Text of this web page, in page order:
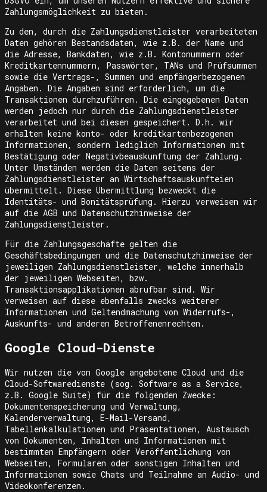
Zahlungsmöglichkeit zu bieten.
Zu den, durch die Zahlungsdienstleister verarbeiteten
Daten gehören Bestandsdaten, wie z.B. der Name und
die Adresse, Bankdaten, wie z.B. Kontonummern oder
Kreditkartennummern, Passwörter, TANs und Prüfsummen
sowie die Vertrags-, Summen und empfängerbezogenen
Angaben. Die Angaben sind erforderlich, um die
Transaktionen durchzuführen. Die eingegebenen Daten
werden jedoch nur durch die Zahlungsdienstleister
verarbeitet und bei diesen gespeichert. D.h. wir
erhalten keine konto- oder kreditkartenbezogenen
Informationen, sondern lediglich Informationen mit
Bestätigung oder Negativbeauskunftung der Zahlung.
Unter Umständen werden die Daten seitens der
Zahlungsdienstleister an Wirtschaftsauskunfteien
übermittelt. Diese Übermittlung bezweckt die
Identitäts- und Bonitätsprüfung. Hierzu verweisen wir
auf die AGB und Datenschutzhinweise der
Zahlungsdienstleister.
Für die Zahlungsgeschäfte gelten die
Geschäftsbedingungen und die Datenschutzhinweise der
jeweiligen Zahlungsdienstleister, welche innerhalb
der jeweiligen Webseiten, bzw.
Transaktionsapplikationen abrufbar sind. Wir
verweisen auf diese ebenfalls zwecks weiterer
Informationen und Geltendmachung von Widerrufs-,
Auskunfts- und anderen Betroffenenrechten.
Google Cloud-Dienste
Wir nutzen die von Google angebotene Cloud und die
Cloud-Softwaredienste (sog. Software as a Service,
z.B. Google Suite) für die folgenden Zwecke:
Dokumentenspeicherung und Verwaltung,
Kalenderverwaltung, E-Mail-Versand,
Tabellenkalkulationen und Präsentationen, Austausch
von Dokumenten, Inhalten und Informationen mit
bestimmten Empfängern oder Veröffentlichung von
Webseiten, Formularen oder sonstigen Inhalten und
Informationen sowie Chats und Teilnahme an Audio- und
Videokonferenzen.